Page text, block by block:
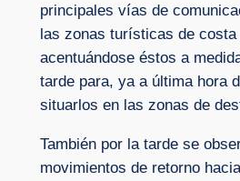
principales vías de
las zonas turísticas de
acentuándose éstos a
tarde para, ya a última hora
situarlos en las zonas de
También por la tarde se
movimientos de retorno